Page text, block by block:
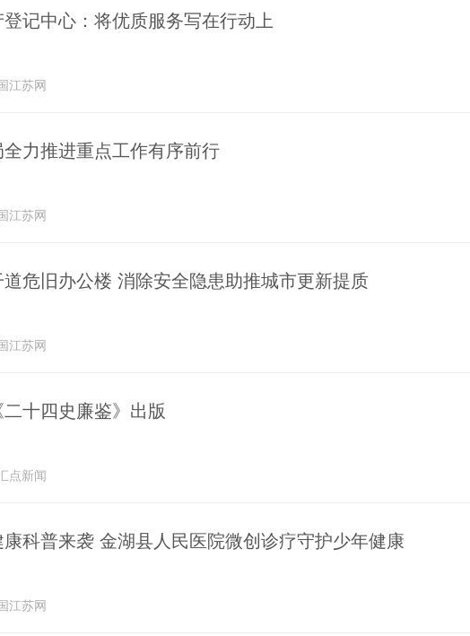
记中心：将优质服务写在行动上
江苏网
力推进重点工作有序前行
江苏网
危旧办公楼 消除安全隐患助推城市更新提质
江苏网
十四史廉鉴》出版
点新闻
科普来袭 金湖县人民医院微创诊疗守护少年健康
江苏网